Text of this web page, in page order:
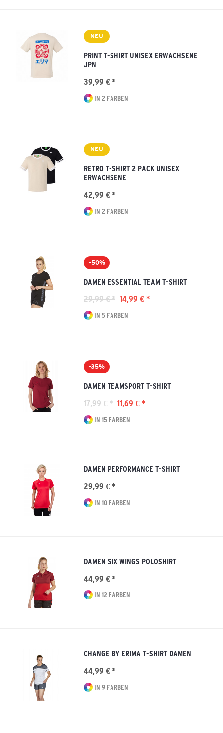
NEU
PRINT T-SHIRT UNISEX ERWACHSENE
JPN
39,99 € *
IN 2 FARBEN
NEU
RETRO T-SHIRT 2 PACK UNISEX
ERWACHSENE
42,99 € *
IN 2 FARBEN
-50%
DAMEN ESSENTIAL TEAM T-SHIRT
29,99 € * 14,99 € *
IN 5 FARBEN
-35%
DAMEN TEAMSPORT T-SHIRT
17,99 € * 11,69 € *
IN 15 FARBEN
DAMEN PERFORMANCE T-SHIRT
29,99 € *
IN 10 FARBEN
DAMEN SIX WINGS POLOSHIRT
44,99 € *
IN 12 FARBEN
CHANGE BY ERIMA T-SHIRT DAMEN
44,99 € *
IN 9 FARBEN